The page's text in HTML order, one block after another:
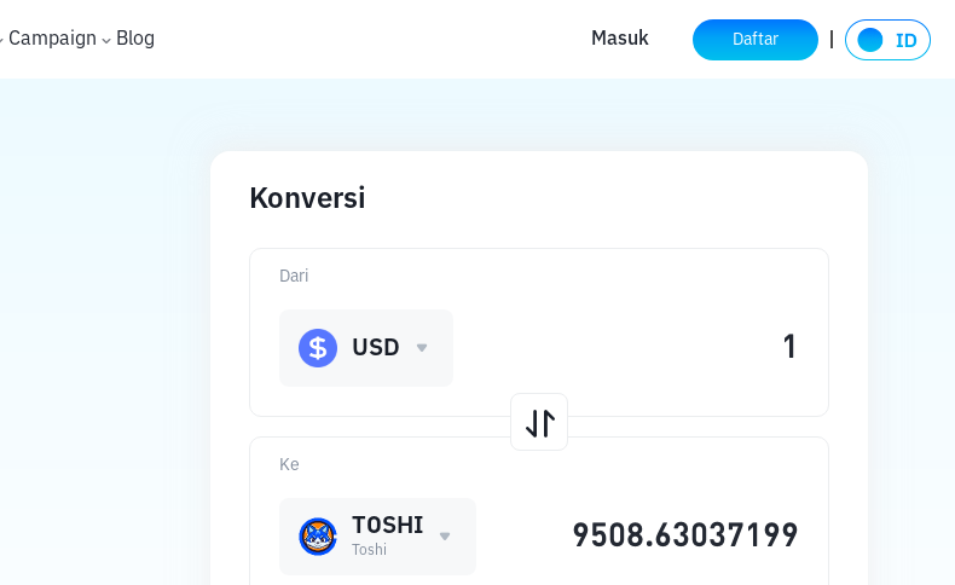
Campaign Blog Masuk Daftar
Konversi
Ke
TOSHI
Toshi
Dari
USD